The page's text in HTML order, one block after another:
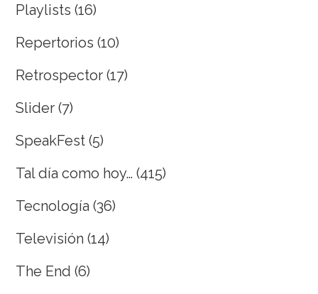
Playlists (16)
Repertorios (10)
Retrospector (17)
Slider (7)
SpeakFest (5)
Tal día como hoy… (415)
Tecnología (36)
Televisión (14)
The End (6)